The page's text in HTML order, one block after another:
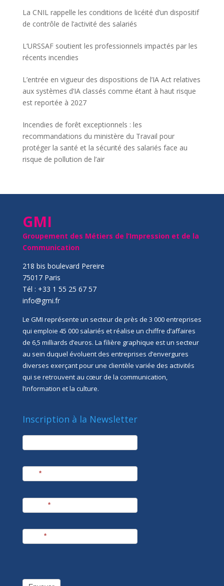
La CNIL rappelle les conditions de licéité d’un dispositif
de contrôle de l’activité des salariés
L’URSSAF soutient les professionnels impactés par les
récents incendies
L’entrée en vigueur des dispositions de l’IA Act relatives
aux systèmes d’IA classés comme étant à haut risque
est reportée à 2027
Incendies de forêt exceptionnels : les
recommandations du ministère du Travail pour
protéger la santé et la sécurité des salariés face au
risque de pollution de l’air
GMI
Groupement des Métiers de l’Impression et de la
Communication
218 bis boulevard Pereire
75017 Paris
Tél : +33 1 55 25 67 57
info@gmi.fr
Le GMI représente un secteur de près de 3 000 entreprises
qui emploie 45 000 salariés et réalise un chiffre d’affaires
de 6,5 milliards d’euros. La filière graphique est un secteur
au sein duquel évoluent des entreprises d’envergures
diverses exerçant pour une clientèle variée des activités
qui se retrouvent au cœur de la communication,
l’information et la culture.
Inscription à la Newsletter
newsletter
*
*
*